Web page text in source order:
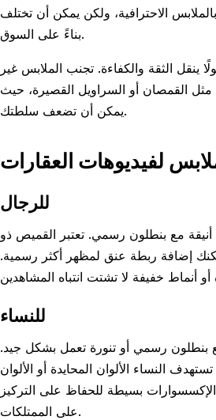
الاحترافية، ولكن يمكن أن تختلف
بناءً على السوق.
الثقة والكفاءة. تجنب الملابس غير
القمصان أو السراويل القصيرة، حيث
يمكن أن تضعف سلطتك.
لفيديوهات العقارات
للرجال
أنيقة مع بنطلون رسمي. تعتبر القميص ذو
إضافة ربطة عنق لمظهر أكثر رسمية.
للنساء
بنطلون رسمي أو تنورة تعمل بشكل جيد.
النساء الألوان المحايدة أو الألوان
بسيطة للحفاظ على التركيز
على الممتلكات.